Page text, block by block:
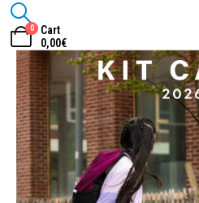
0
Cart
0,00€